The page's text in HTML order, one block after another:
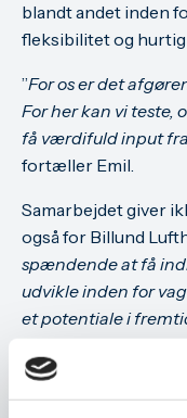
blandt andet inden
fleksibilitet og
”For os er det
For her kan vi teste,
få værdifuld input
fortæller Emil.
Samarbejdet giver
også for Billund
spændende at få
udvikle inden for
et potentiale i
udviklingsarbejdet
Planning i Billund